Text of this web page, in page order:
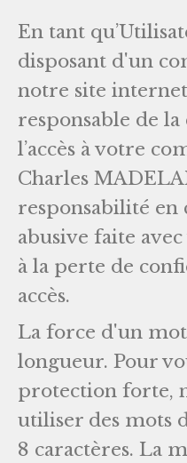
En tant
disposant d'un
notre site
responsable de
l’accès à votre
Charles
responsabilité en
abusive faite
à la perte de
accès.
La force d'un mot
longueur. Pour
protection forte,
utiliser des mots
8 caractères. La